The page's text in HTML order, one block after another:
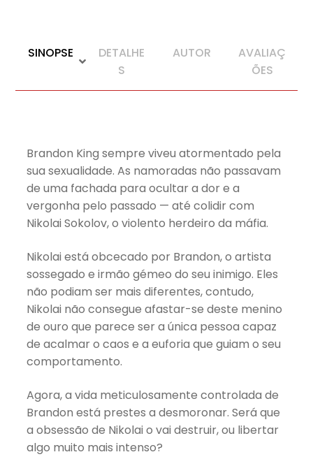
SINOPSE
DETALHE
S
AUTOR
AVALIAÇ
ÕES
Brandon King sempre viveu atormentado pela
sua sexualidade. As namoradas não passavam
de uma fachada para ocultar a dor e a
vergonha pelo passado — até colidir com
Nikolai Sokolov, o violento herdeiro da máfia.
Nikolai está obcecado por Brandon, o artista
sossegado e irmão gémeo do seu inimigo. Eles
não podiam ser mais diferentes, contudo,
Nikolai não consegue afastar-se deste menino
de ouro que parece ser a única pessoa capaz
de acalmar o caos e a euforia que guiam o seu
comportamento.
Agora, a vida meticulosamente controlada de
Brandon está prestes a desmoronar. Será que
a obsessão de Nikolai o vai destruir, ou libertar
algo muito mais intenso?